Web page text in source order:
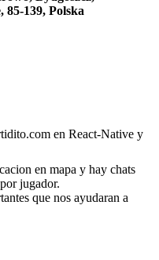
139, Polska
en React-Native y
en mapa y hay chats
jugador.
que nos ayudaran a